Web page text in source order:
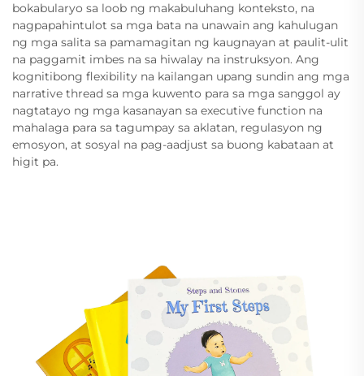
bokabularyo sa loob ng makabuluhang konteksto, na
nagpapahintulot sa mga bata na unawain ang kahulugan
ng mga salita sa pamamagitan ng kaugnayan at paulit-ulit
na paggamit imbes na sa hiwalay na instruksyon. Ang
kognitibong flexibility na kailangan upang sundin ang mga
narrative thread sa mga kuwento para sa mga sanggol ay
nagtatayo ng mga kasanayan sa executive function na
mahalaga para sa tagumpay sa aklatan, regulasyon ng
emosyon, at sosyal na pag-aadjust sa buong kabataan at
higit pa.